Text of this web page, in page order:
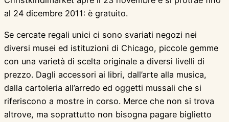
al 24 dicembre 2011: è gratuito.
Se cercate regali unici ci sono svariati negozi nei
diversi musei ed istituzioni di Chicago, piccole gemme
con una varietà di scelta originale a diversi livelli di
prezzo. Dagli accessori ai libri, dall’arte alla musica,
dalla cartoleria all’arredo ed oggetti mussali che si
riferiscono a mostre in corso. Merce che non si trova
altrove, ma soprattutto non bisogna pagare biglietto